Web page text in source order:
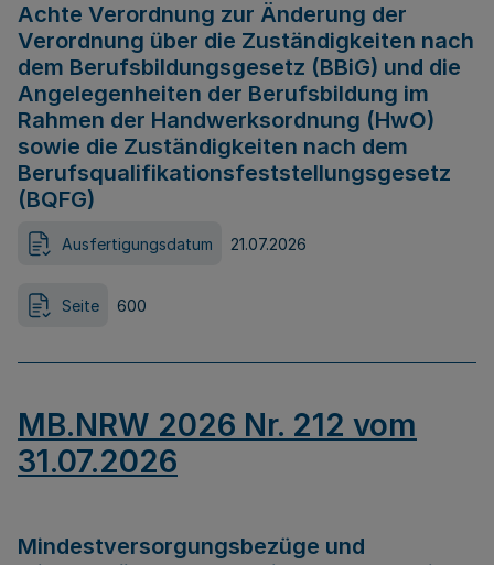
Achte Verordnung zur Änderung der
Verordnung über die Zuständigkeiten nach
dem Berufsbildungsgesetz (BBiG) und die
Angelegenheiten der Berufsbildung im
Rahmen der Handwerksordnung (HwO)
sowie die Zuständigkeiten nach dem
Berufsqualifikationsfeststellungsgesetz
(BQFG)
Ausfertigungsdatum 21.07.2026
Seite 600
MB.NRW 2026 Nr. 212 vom
31.07.2026
Mindestversorgungsbezüge und